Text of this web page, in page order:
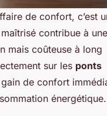
de confort, c’est
contribue à une
mais coûteuse à long
sur les ponts
de confort
énergétique.